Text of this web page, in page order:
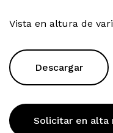
Vista en altura de
Descargar
Solicitar en alta